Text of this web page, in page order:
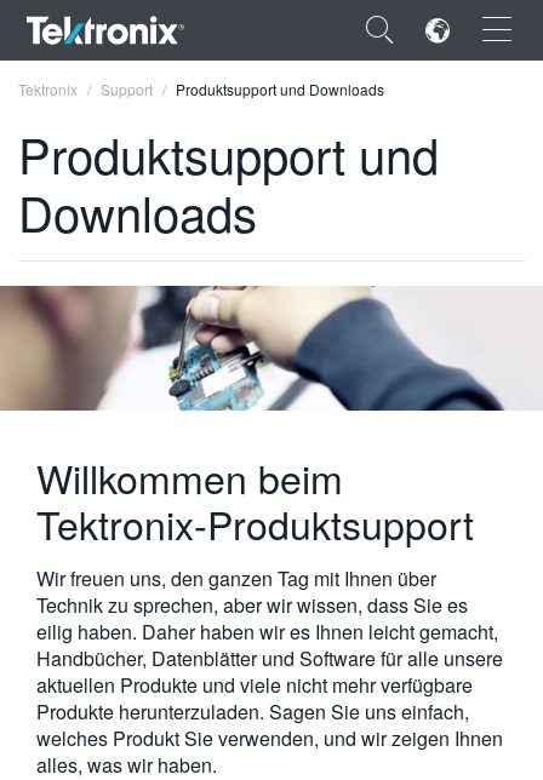
×
ENGLISH
FRANÇAIS
DEUTSCH
VIỆT NAM
日本語
한국어
Tektronix Support Produktsupport und Downloads
Produktsupport und
Downloads
Willkommen beim
Tektronix-Produktsupport
Wir freuen uns, den ganzen Tag mit Ihnen über
Technik zu sprechen, aber wir wissen, dass Sie es
eilig haben. Daher haben wir es Ihnen leicht gemacht,
Handbücher, Datenblätter und Software für alle unsere
aktuellen Produkte und viele nicht mehr verfügbare
Produkte herunterzuladen. Sagen Sie uns einfach,
welches Produkt Sie verwenden, und wir zeigen Ihnen
alles, was wir haben.